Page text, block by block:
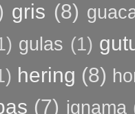
gris (8)
gulas (1)
hering (8)
(7) ignama